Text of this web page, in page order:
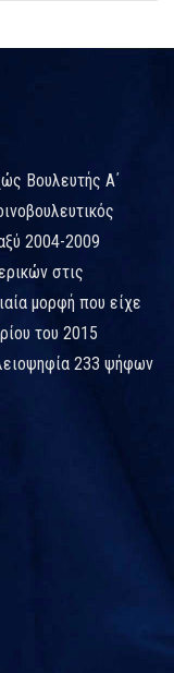
Βουλευτής Α΄
2004-2009
στις
μορφή που είχε
του 2015
233 ψήφων